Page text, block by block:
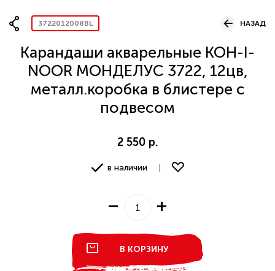
3722012008BL НАЗАД
Карандаши акварельные KOH-I-
NOOR МОНДЕЛУС 3722, 12цв,
металл.коробка в блистере с
подвесом
2 550 р.
в наличии
В КОРЗИНУ